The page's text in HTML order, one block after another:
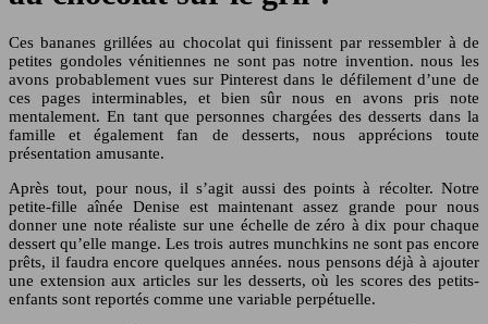
Ces bananes grillées au chocolat qui finissent par ressembler à de
petites gondoles vénitiennes ne sont pas notre invention. nous les
avons probablement vues sur Pinterest dans le défilement d’une de
ces pages interminables, et bien sûr nous en avons pris note
mentalement. En tant que personnes chargées des desserts dans la
famille et également fan de desserts, nous apprécions toute
présentation amusante.
Après tout, pour nous, il s’agit aussi des points à récolter. Notre
petite-fille aînée Denise est maintenant assez grande pour nous
donner une note réaliste sur une échelle de zéro à dix pour chaque
dessert qu’elle mange. Les trois autres munchkins ne sont pas encore
prêts, il faudra encore quelques années. nous pensons déjà à ajouter
une extension aux articles sur les desserts, où les scores des petits-
enfants sont reportés comme une variable perpétuelle.